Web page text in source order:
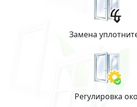
Замена
Регулировка